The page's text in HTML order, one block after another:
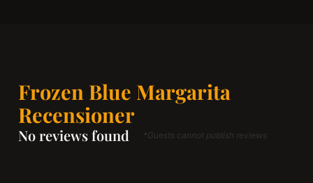
Frozen Blue Margarita
Recensioner
No reviews found *Guests cannot publish reviews